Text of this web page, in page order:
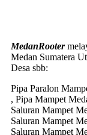
MedanRooter
Medan Sumatera
Desa sbb:
Pipa Paralon
, Pipa Mampet
Saluran Mampet
Saluran Mampet
Saluran Mampet